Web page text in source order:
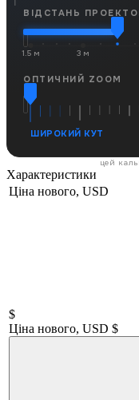
ВІДСТАНЬ
1.5 м 3 м
ОПТИЧНИЙ ZOOM
ШИРОКИЙ КУТ
цей
Характеристики
Ціна нового, USD
$
Ціна нового, USD $